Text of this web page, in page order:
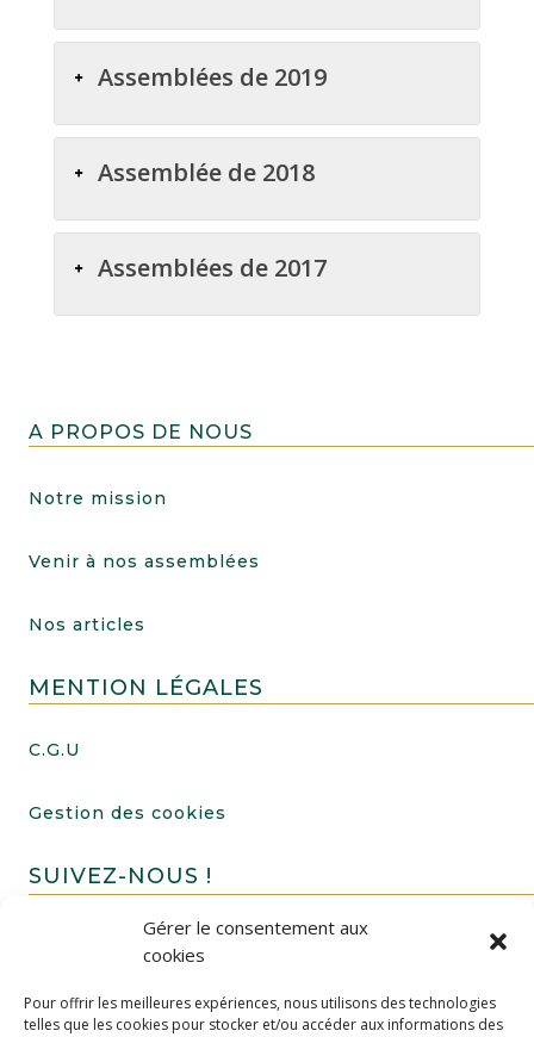
Gérer le consentement aux
cookies
Pour offrir les meilleures expériences, nous utilisons des technologies
telles que les cookies pour stocker et/ou accéder aux informations des
Assemblées de 2019
Assemblée de 2018
Assemblées de 2017
A PROPOS DE NOUS
Notre mission
Venir à nos assemblées
Nos articles
MENTION LÉGALES
C.G.U
Gestion des cookies
SUIVEZ-NOUS !